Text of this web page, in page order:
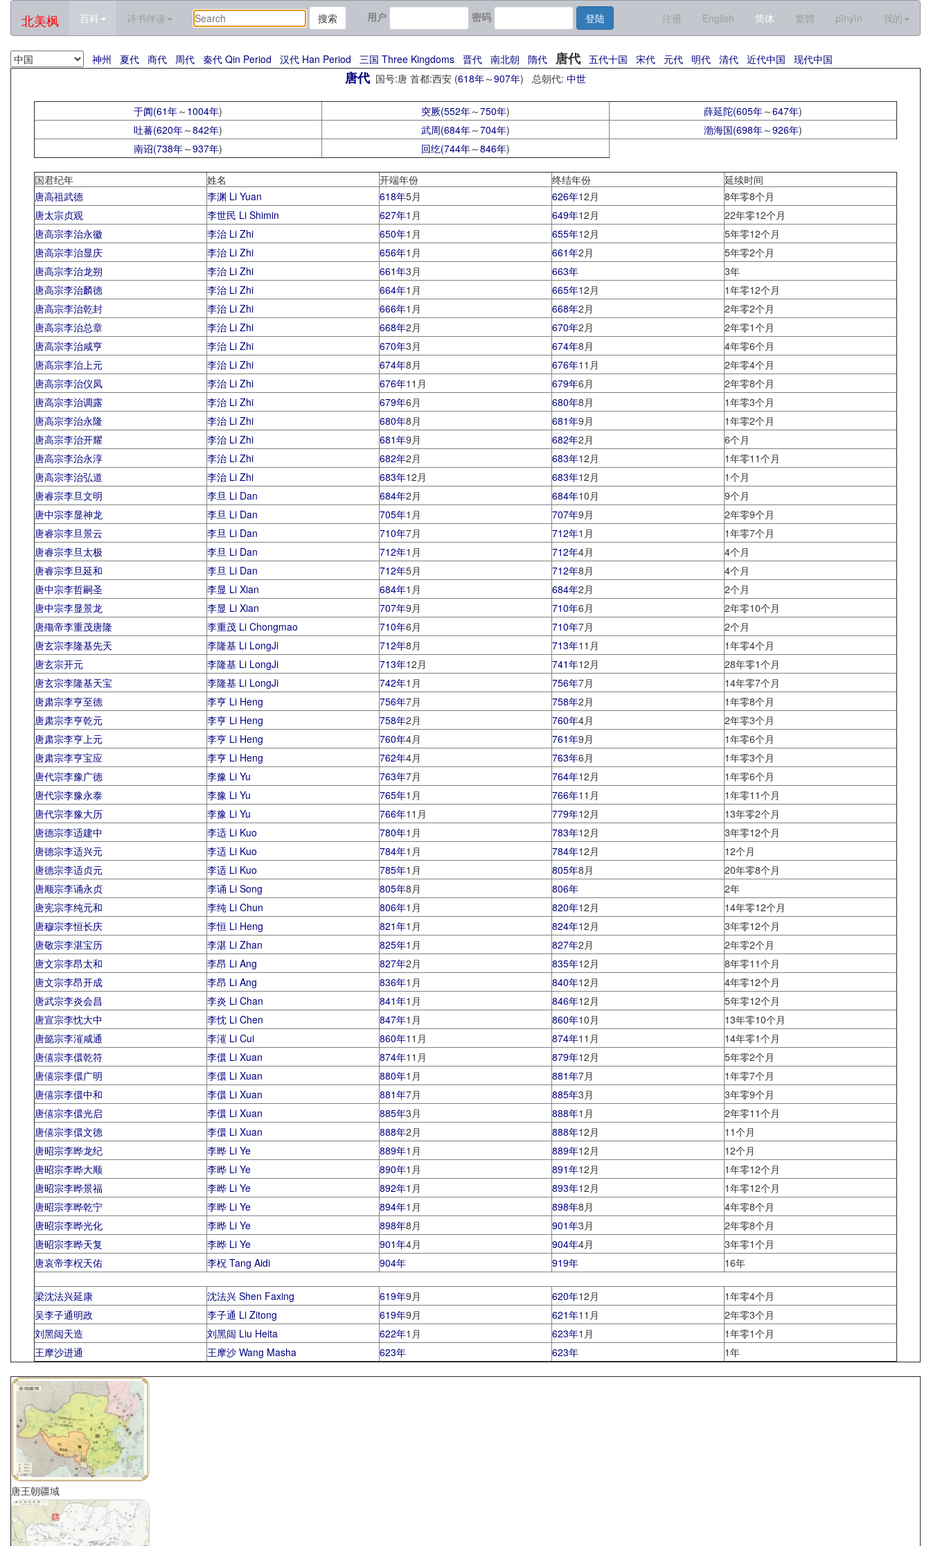
北美枫 百科 诗书伴读 搜索 用户 密码 登陆 注册 English 简体 繁體 pīnyīn 我的
神州 夏代 商代 周代 秦代 Qin Period 汉代 Han Period 三国 Three Kingdoms 晋代 南北朝 隋代 唐代 五代十国 宋代 元代 明代 清代 近代中国 现代中国
唐代 国号:唐 首都:西安 (618年～907年) 总朝代: 中世
于阗(61年～ 1004年) 突厥(552年～750年) 薛延陀(605年～647年)
吐蕃(620年～842年) 武周(684年～704年) 渤海国(698年～926年)
南诏(738年～937年) 回纥(744年～846年)
国君纪年 姓名 开端年份 终结年份
延续时间
唐高祖武德
李渊 Li Yuan 618年5月 626年12月
8年零8个月
唐太宗贞观
李世民 Li Shimin 627年1月 649年12月
22年零12个月
唐高宗李治永徽
李治 Li Zhi 650年1月 655年12月
5年零12个月
唐高宗李治显庆
李治 Li Zhi 656年1月 661年2月
5年零2个月
唐高宗李治龙朔
李治 Li Zhi 661年3月 663年
3年
唐高宗李治麟德
李治 Li Zhi 664年1月 665年12月
1年零12个月
唐高宗李治乾封
李治 Li Zhi 666年1月 668年2月
2年零2个月
唐高宗李治总章
李治 Li Zhi 668年2月 670年2月
2年零1个月
唐高宗李治咸亨
李治 Li Zhi 670年3月 674年8月
4年零6个月
唐高宗李治上元
李治 Li Zhi 674年8月 676年11月
2年零4个月
唐高宗李治仪凤
李治 Li Zhi 676年11月 679年6月
2年零8个月
唐高宗李治调露
李治 Li Zhi 679年6月 680年8月
1年零3个月
唐高宗李治永隆
李治 Li Zhi 680年8月 681年9月
1年零2个月
唐高宗李治开耀
李治 Li Zhi 681年9月 682年2月
6个月
唐高宗李治永淳
李治 Li Zhi 682年2月 683年12月
1年零11个月
唐高宗李治弘道
李治 Li Zhi 683年12月 683年12月
1个月
唐睿宗李旦文明
李旦 Li Dan 684年2月 684年10月
9个月
唐中宗李显神龙
李旦 Li Dan 705年1月 707年9月
2年零9个月
唐睿宗李旦景云
李旦 Li Dan 710年7月 712年1月
1年零7个月
唐睿宗李旦太极
李旦 Li Dan 712年1月 712年4月
4个月
唐睿宗李旦延和
李旦 Li Dan 712年5月 712年8月
4个月
唐中宗李哲嗣圣
李显 Li Xian 684年1月 684年2月
2个月
唐中宗李显景龙
李显 Li Xian 707年9月 710年6月
2年零10个月
唐殤帝李重茂唐隆
李重茂 Li Chongmao 710年6月 710年7月
2个月
唐玄宗李隆基先天
李隆基 Li LongJi 712年8月 713年11月
1年零4个月
唐玄宗开元
李隆基 Li LongJi 713年12月 741年12月
28年零1个月
唐玄宗李隆基天宝
李隆基 Li LongJi 742年1月 756年7月
14年零7个月
唐肃宗李亨至德
李亨 Li Heng 756年7月 758年2月
1年零8个月
唐肃宗李亨乾元
李亨 Li Heng 758年2月 760年4月
2年零3个月
唐肃宗李亨上元
李亨 Li Heng 760年4月 761年9月
1年零6个月
唐肃宗李亨宝应
李亨 Li Heng 762年4月 763年6月
1年零3个月
唐代宗李豫广德
李豫 Li Yu 763年7月 764年12月
1年零6个月
唐代宗李豫永泰
李豫 Li Yu 765年1月 766年11月
1年零11个月
唐代宗李豫大历
李豫 Li Yu 766年11月 779年12月
13年零2个月
唐德宗李适建中
李适 Li Kuo 780年1月 783年12月
3年零12个月
唐德宗李适兴元
李适 Li Kuo 784年1月 784年12月
12个月
唐德宗李适贞元
李适 Li Kuo 785年1月 805年8月
20年零8个月
唐顺宗李诵永贞
李诵 Li Song 805年8月 806年
2年
唐宪宗李纯元和
李纯 Li Chun 806年1月 820年12月
14年零12个月
唐穆宗李恒长庆
李恒 Li Heng 821年1月 824年12月
3年零12个月
唐敬宗李湛宝历
李湛 Li Zhan 825年1月 827年2月
2年零2个月
唐文宗李昂太和
李昂 Li Ang 827年2月 835年12月
8年零11个月
唐文宗李昂开成
李昂 Li Ang 836年1月 840年12月
4年零12个月
唐武宗李炎会昌
李炎 Li Chan 841年1月 846年12月
5年零12个月
唐宣宗李忱大中
李忱 Li Chen 847年1月 860年10月
13年零10个月
唐懿宗李漼咸通
李漼 Li Cui 860年11月 874年11月
14年零1个月
唐僖宗李儇乾符
李儇 Li Xuan 874年11月 879年12月
5年零2个月
唐僖宗李儇广明
李儇 Li Xuan 880年1月 881年7月
1年零7个月
唐僖宗李儇中和
李儇 Li Xuan 881年7月 885年3月
3年零9个月
唐僖宗李儇光启
李儇 Li Xuan 885年3月 888年1月
2年零11个月
唐僖宗李儇文德
李儇 Li Xuan 888年2月 888年12月
11个月
唐昭宗李晔龙纪
李晔 Li Ye 889年1月 889年12月
12个月
唐昭宗李晔大顺
李晔 Li Ye 890年1月 891年12月
1年零12个月
唐昭宗李晔景福
李晔 Li Ye 892年1月 893年12月
1年零12个月
唐昭宗李晔乾宁
李晔 Li Ye 894年1月 898年8月
4年零8个月
唐昭宗李晔光化
李晔 Li Ye 898年8月 901年3月
2年零8个月
唐昭宗李晔天复
李晔 Li Ye 901年4月 904年4月
3年零1个月
唐哀帝李柷天佑
李柷 Tang Aidi 904年 919年 16年
梁沈法兴延康 沈法兴 Shen Faxing 619年9月 620年12月
1年零4个月
吴李子通明政
李子通 Li Zitong 619年9月 621年11月
2年零3个月
刘黑闼天造
刘黑闼 Liu Heita 622年1月 623年1月
1年零1个月
王摩沙进通
王摩沙 Wang Masha 623年 623年 1年
唐王朝疆域